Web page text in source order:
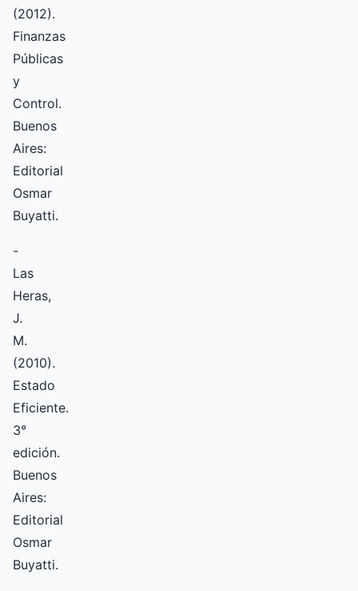
(2012).
Finanzas
Públicas
y
Control.
Buenos
Aires:
Editorial
Osmar
Buyatti.
-
Las
Heras,
J.
M.
(2010).
Estado
Eficiente.
3°
edición.
Buenos
Aires:
Editorial
Osmar
Buyatti.